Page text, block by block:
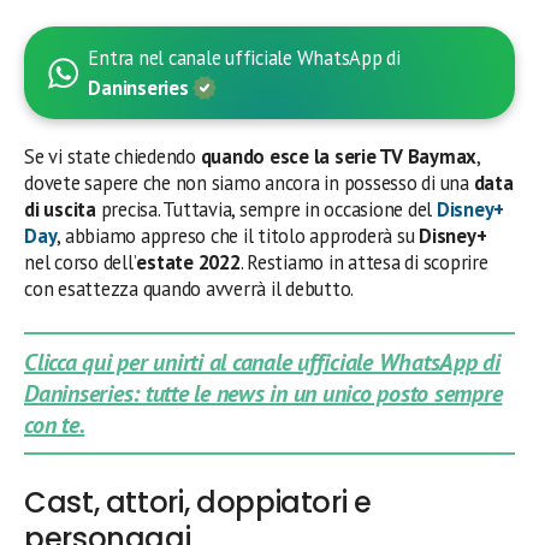
Entra nel canale ufficiale WhatsApp di
Daninseries
Se vi state chiedendo quando esce la serie TV Baymax,
dovete sapere che non siamo ancora in possesso di una data
di uscita precisa. Tuttavia, sempre in occasione del Disney+
Day, abbiamo appreso che il titolo approderà suDisney+
nel corso dell’estate 2022. Restiamo in attesa di scoprire
con esattezza quando avverrà il debutto.
Clicca qui per unirti al canale ufficiale WhatsApp di
Daninseries: tutte le news in un unico posto sempre
con te.
Cast, attori, doppiatori e